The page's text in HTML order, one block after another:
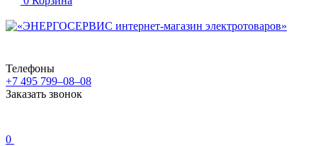
Телефоны
+7 495 799–08–08
Заказать звонок
0